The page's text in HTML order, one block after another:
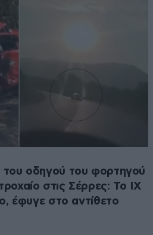
του οδηγού του φορτηγού
στις Σέρρες: Το ΙΧ
έφυγε στο αντίθετο